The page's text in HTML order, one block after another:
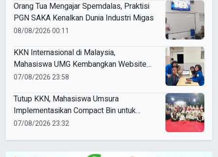
Orang Tua Mengajar Spemdalas, Praktisi
PGN SAKA Kenalkan Dunia Industri Migas
08/08/2026 00:11
KKN Internasional di Malaysia,
Mahasiswa UMG Kembangkan Website
Pengenalan Budaya Indonesia
07/08/2026 23:58
Tutup KKN, Mahasiswa Umsura
Implementasikan Compact Bin untuk
Sampah Anorganik di Ketabang
07/08/2026 23:32